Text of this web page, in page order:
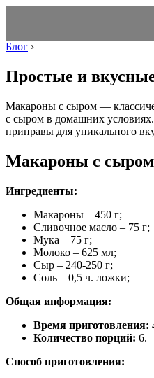
Блог ›
Простые и
Макароны с сыром —
с сыром в домашних
приправы для уникального
Макароны с сыром
Ингредиенты:
Макароны – 450 г;
Сливочное масло – 75 г;
Мука – 75 г;
Молоко – 625 мл;
Сыр – 240-250 г;
Соль – 0,5 ч. ложки;
Общая информация:
Время приготовления:
Количество порций: 6.
Способ приготовления: